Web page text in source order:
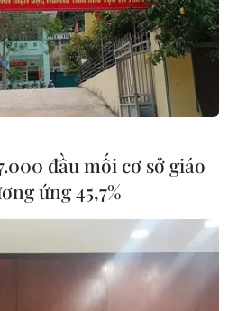
đầu mối cơ sở giáo
ứng 45,7%